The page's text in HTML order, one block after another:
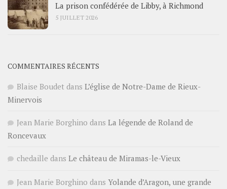
La prison confédérée de Libby, à Richmond
5 JUILLET 2026
COMMENTAIRES RÉCENTS
Blaise Boudet dans L’église de Notre-Dame de Rieux-
Minervois
Jean Marie Borghino dans La légende de Roland de
Roncevaux
chedaille dans Le château de Miramas-le-Vieux
Jean Marie Borghino dans Yolande d’Aragon, une grande